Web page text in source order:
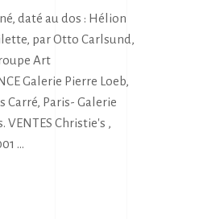
daté au dos : Hélion
par Otto Carlsund,
Art
Galerie Pierre Loeb,
Carré, Paris- Galerie
VENTES Christie's ,